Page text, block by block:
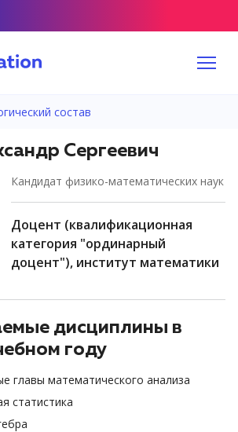
состав
Сергеевич
кандидат физико-математических наук
доцент (квалификационная
категория "ординарный
доцент"), институт математики
дисциплины в
году
главы математического анализа
статистика